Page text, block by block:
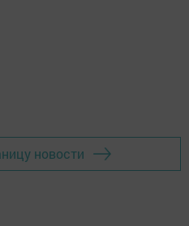
новости